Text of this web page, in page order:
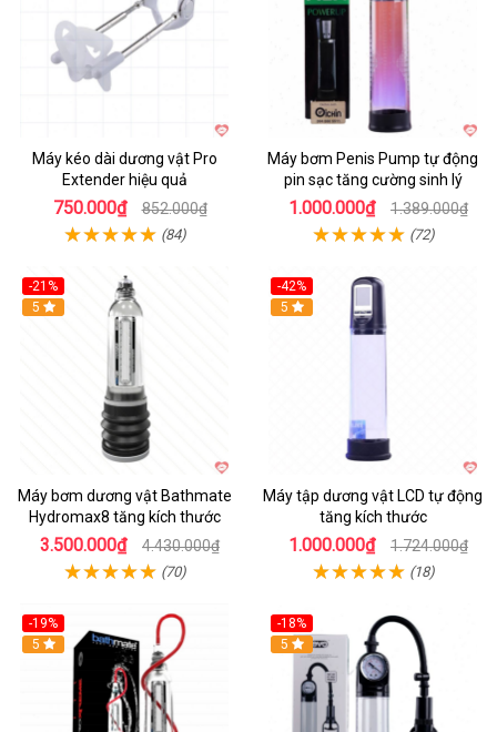
Máy kéo dài dương vật Pro
Extender hiệu quả
750.000₫ 852.000₫
(84)
Máy bơm Penis Pump tự động
pin sạc tăng cường sinh lý
1.000.000₫ 1.389.000₫
(72)
-21%
Hot
5
Máy bơm dương vật Bathmate
Hydromax8 tăng kích thước
3.500.000₫ 4.430.000₫
(70)
-42%
Hot
5
Máy tập dương vật LCD tự động
tăng kích thước
1.000.000₫ 1.724.000₫
(18)
-19%
Hot
5
-18%
Hot
5